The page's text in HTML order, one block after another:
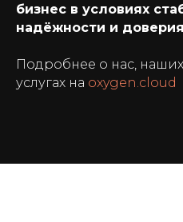
бизнес в условиях
надёжности и
Подробнее о нас,
услугах на oxygen.cloud